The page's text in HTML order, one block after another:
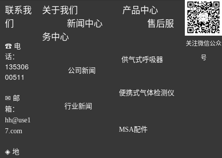
联系我
们
☎ 电
话：
135306
00511
✉ 邮
箱：
hh@use1
7.com
◈ 地
关于我们
产品中心
新闻中心
售后服
务中心
供气式呼吸器
公司新闻
便携式气体检测仪
行业新闻
MSA配件
关注微信公众
号